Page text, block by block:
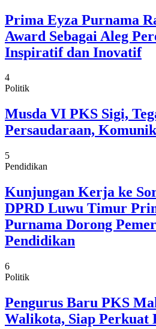
Prima Eyza Purnama
Award Sebagai Aleg
Inspiratif dan Inovatif
4
Politik
Musda VI PKS Sigi,
Persaudaraan,
5
Pendidikan
Kunjungan Kerja ke
DPRD Luwu Timur
Purnama Dorong
Pendidikan
6
Politik
Pengurus Baru PKS
Walikota, Siap Perkuat